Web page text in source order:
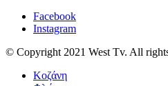
Facebook
Instagram
© Copyright 2021 West Tv. All
Κοζάνη